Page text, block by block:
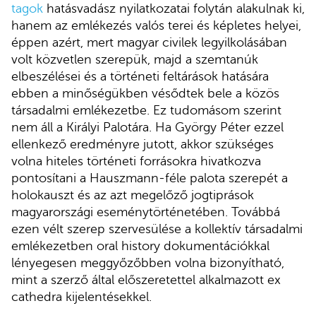
tagok hatásvadász nyilatkozatai folytán alakulnak ki,
hanem az emlékezés valós terei és képletes helyei,
éppen azért, mert magyar civilek legyilkolásában
volt közvetlen szerepük, majd a szemtanúk
elbeszélései és a történeti feltárások hatására
ebben a minőségükben vésődtek bele a közös
társadalmi emlékezetbe. Ez tudomásom szerint
nem áll a Királyi Palotára. Ha György Péter ezzel
ellenkező eredményre jutott, akkor szükséges
volna hiteles történeti forrásokra hivatkozva
pontosítani a Hauszmann-féle palota szerepét a
holokauszt és az azt megelőző jogtiprások
magyarországi eseménytörténetében. Továbbá
ezen vélt szerep szervesülése a kollektív társadalmi
emlékezetben oral history dokumentációkkal
lényegesen meggyőzőbben volna bizonyítható,
mint a szerző által előszeretettel alkalmazott ex
cathedra kijelentésekkel.